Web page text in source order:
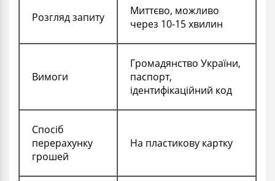
Розгляд запиту
Миттєво, можливо
через 10-15 хвилин
Вимоги
Громадянство України,
паспорт,
ідентифікаційний код
Спосіб
перерахунку
грошей
На пластикову картку